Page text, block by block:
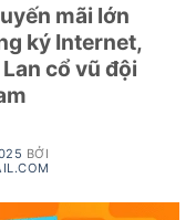
mãi lớn
ký Internet,
cổ vũ đội
BỞI